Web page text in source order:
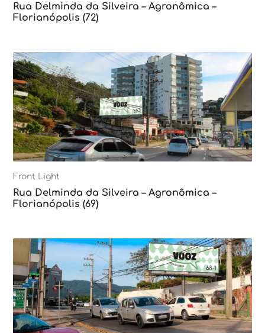
Rua Delminda da Silveira – Agronômica –
Florianópolis (72)
Front Light
Rua Delminda da Silveira – Agronômica –
Florianópolis (69)